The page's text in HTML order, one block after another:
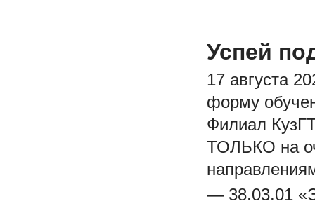
Успей
17 августа
форму
Филиал
ТОЛЬКО на
— 38.03.01